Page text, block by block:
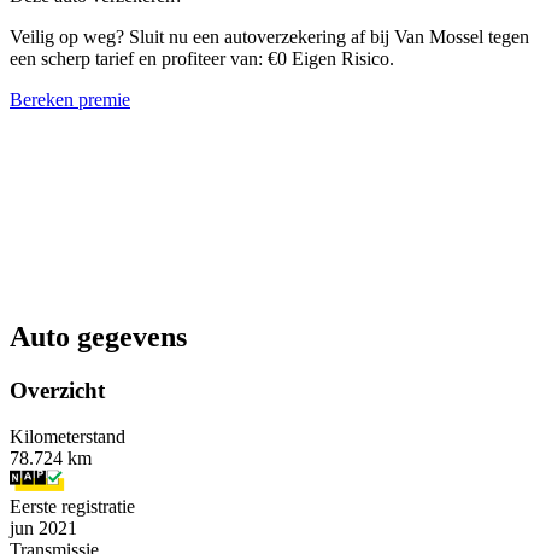
Veilig op weg? Sluit nu een autoverzekering af bij Van Mossel tegen
een scherp tarief en profiteer van: €0 Eigen Risico.
Bereken premie
Auto gegevens
Overzicht
Kilometerstand
78.724 km
Eerste registratie
jun 2021